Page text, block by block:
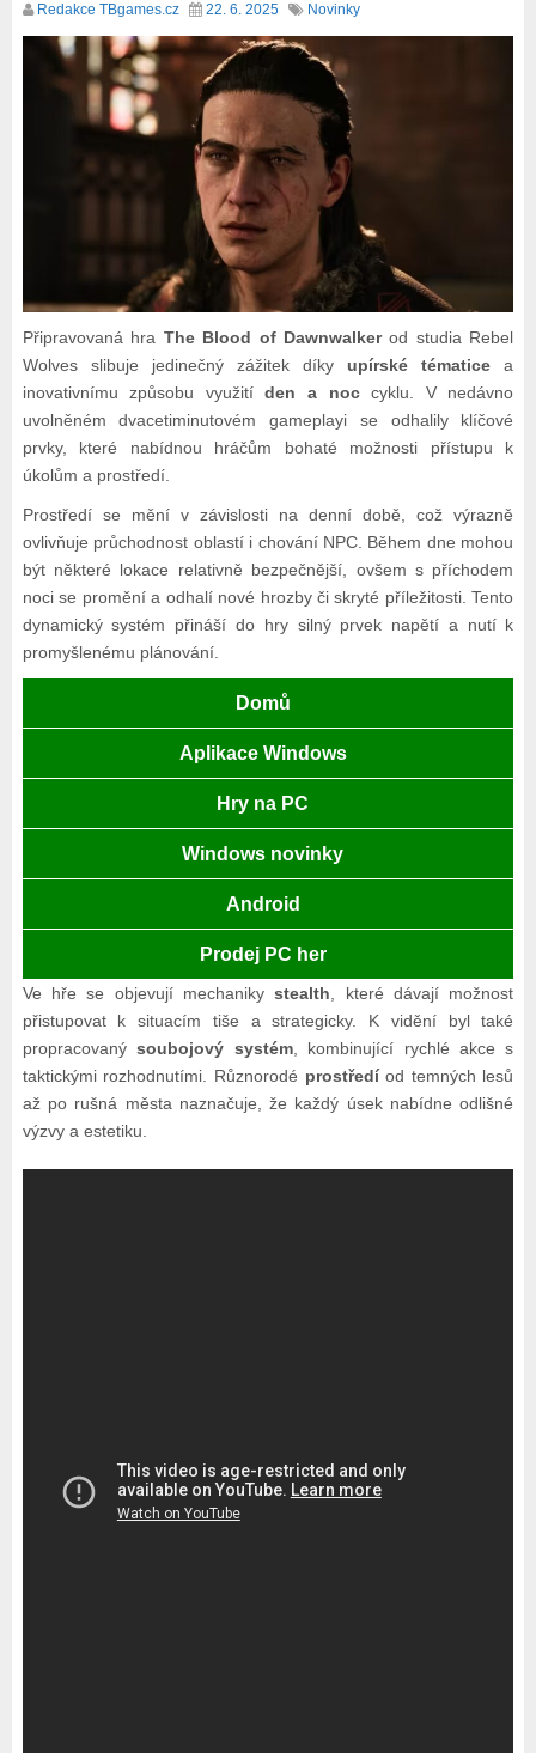
Redakce TBgames.cz 22. 6. 2025 Novinky
Připravovaná hra The Blood of Dawnwalkerod studia Rebel
Wolves slibuje jedinečný zážitek díky upírské tématice a
inovativnímu způsobu využitíden a noccyklu. V nedávno
uvolněném dvacetiminutovém gameplayi se odhalily klíčové
prvky, které nabídnou hráčům bohaté možnosti přístupu k
úkolům a prostředí.
Prostředí se mění v závislosti na denní době, což výrazně
ovlivňuje průchodnost oblastí i chování NPC. Během dne mohou
být některé lokace relativně bezpečnější, ovšem s příchodem
noci se promění a odhalí nové hrozby či skryté příležitosti. Tento
dynamický systém přináší do hry silný prvek napětí a nutí k
promyšlenému plánování.
Domů
Aplikace Windows
Hry na PC
Windows novinky
Android
Prodej PC her
Ve hře se objevují mechanikystealth , které dávají možnost
přistupovat k situacím tiše a strategicky. K vidění byl také
propracovanýsoubojový systém, kombinující rychlé akce s
taktickými rozhodnutími. Různorodé prostředíod temných lesů
až po rušná města naznačuje, že každý úsek nabídne odlišné
výzvy a estetiku.